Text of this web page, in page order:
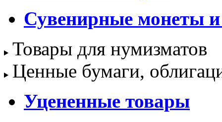
Сувенирные монеты
Товары для нумизматов
Ценные бумаги,
Уцененные товары